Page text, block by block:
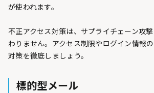
が使われます。
不正アクセス対策は、サプライチェーン攻
わりません。アクセス制限やログイン情報
対策を徹底しましょう。
標的型メール